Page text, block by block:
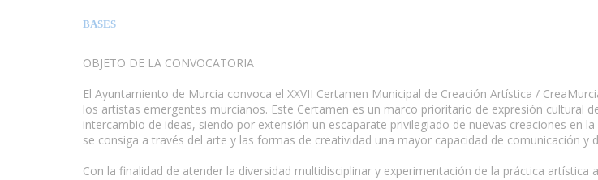
BASES
OBJETO DE LA CONVOCATORIA
El Ayuntamiento de Murcia convoca el XXVII Certamen Municipal de Creación Artística /
los artistas emergentes murcianos. Este Certamen es un marco prioritario de expresión cultural
intercambio de ideas, siendo por extensión un escaparate privilegiado de nuevas creaciones en
se consiga a través del arte y las formas de creatividad una mayor capacidad de comunicación y
Con la finalidad de atender la diversidad multidisciplinar y experimentación de la práctica